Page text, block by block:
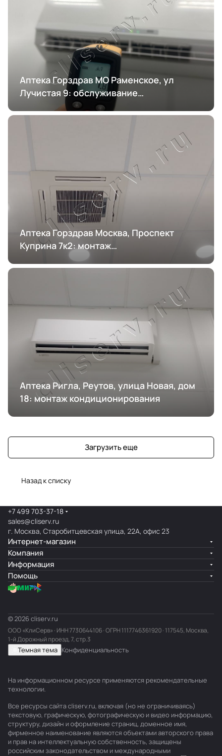
Аптека Горздрав МО Раменское, ул
Лучистая 9: обслуживание
кондиционирования
Аптека Горздрав Москва, Проспект
Куприна 7к2: монтаж
кондиционирования
Аптека Ригла, Реутов, улица Новая, дом
18: монтаж кондиционирования
Загрузить еще
Назад к списку
+7 499 703-37-18
sales@cliserv.ru
г. Москва, Старобитцевская улица, 22А, офис 23
Интернет-магазин
Компания
Информация
Помощь
© 2026 cliserv.ru
ООО «КлиСерв» · ИНН7730644106· ОГРН 1117746361920 · 117545, Москва,
1-й Дорожный проезд, 7, стр.3
Темная тема Конфиденциальность
На информационном ресурсе применяются рекомендательные
технологии.
Все ресурсы сайта cliserv.ru, включая (но не ограничиваясь)
текстовую, графическую, фотографическую и видео информацию,
структуру, дизайн и оформление страниц, доменное имя,
фирменное наименование являются объектами авторского права
и прав на интеллектуальную собственность, защищены
российским законодательством и международными